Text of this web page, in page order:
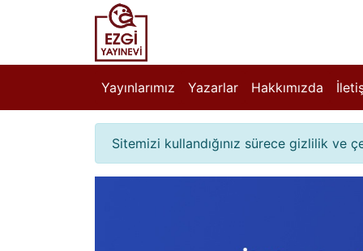
Yayınlarımız Yazarlar Hakkımızda
Sitemizi kullandığınız sürece gizlilik ve